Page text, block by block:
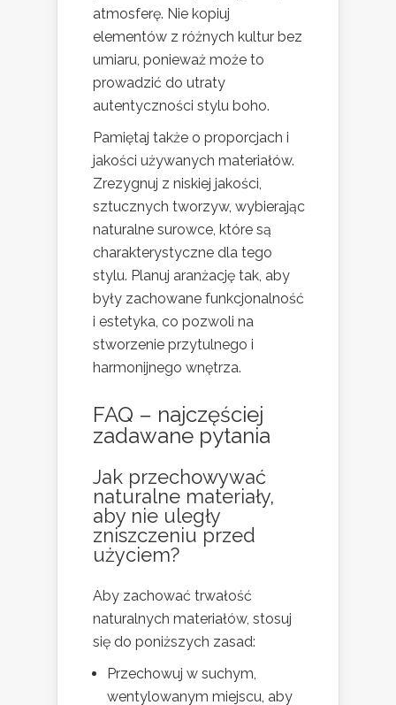
atmosferę. Nie kopiuj
elementów z różnych kultur bez
umiaru, ponieważ może to
prowadzić do utraty
autentyczności stylu boho.
Pamiętaj także o proporcjach i
jakości używanych materiałów.
Zrezygnuj z niskiej jakości,
sztucznych tworzyw, wybierając
naturalne surowce, które są
charakterystyczne dla tego
stylu. Planuj aranżację tak, aby
były zachowane funkcjonalność
i estetyka, co pozwoli na
stworzenie przytulnego i
harmonijnego wnętrza.
FAQ – najczęściej
zadawane pytania
Jak przechowywać
naturalne materiały,
aby nie uległy
zniszczeniu przed
użyciem?
Aby zachować trwałość
naturalnych materiałów, stosuj
się do poniższych zasad:
Przechowuj w suchym,
wentylowanym miejscu, aby